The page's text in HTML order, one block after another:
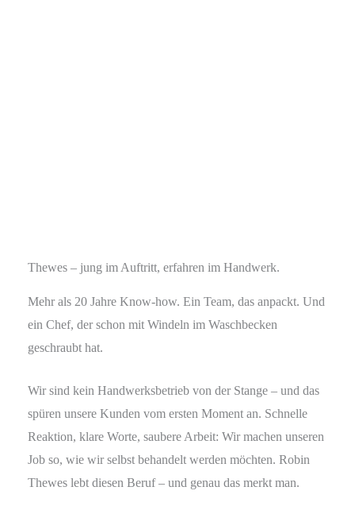
Thewes – jung im Auftritt, erfahren im Handwerk.
Mehr als 20 Jahre Know-how. Ein Team, das anpackt. Und
ein Chef, der schon mit Windeln im Waschbecken
geschraubt hat.
Wir sind kein Handwerksbetrieb von der Stange – und das
spüren unsere Kunden vom ersten Moment an. Schnelle
Reaktion, klare Worte, saubere Arbeit: Wir machen unseren
Job so, wie wir selbst behandelt werden möchten. Robin
Thewes lebt diesen Beruf – und genau das merkt man.